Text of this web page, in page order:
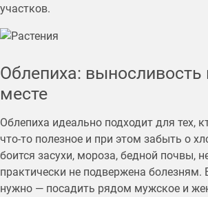
участков.
Облепиха: выносливость
месте
Облепиха идеально подходит для тех,
что-то полезное и при этом забыть о
боится засухи, мороза, бедной почвы,
практически не подвержена болезням.
нужно — посадить рядом мужское и